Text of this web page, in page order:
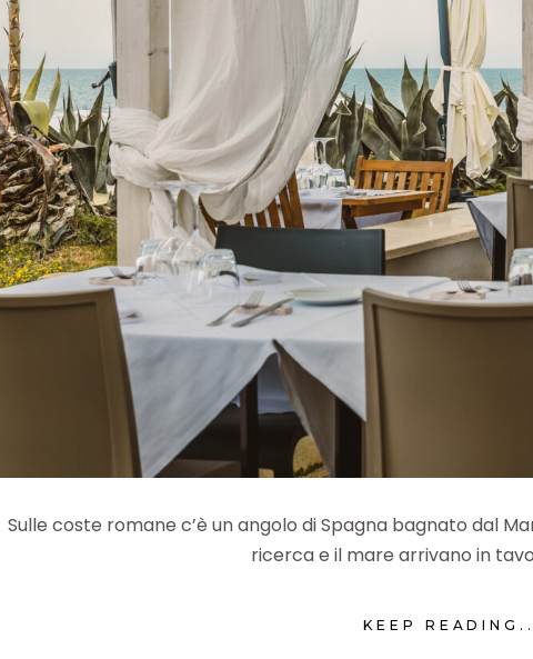
Sulle coste romane c’è un angolo di Spagna bagnato dal
ricerca e il mare arrivano in
KEEP